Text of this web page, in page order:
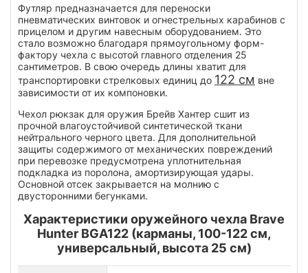
Футляр предназначается для переноски
пневматических винтовок и огнестрельных карабинов с
прицелом и другим навесным оборудованием. Это
стало возможно благодаря прямоугольному форм-
фактору чехла с высотой главного отделения 25
сантиметров. В свою очередь длины хватит для
транспортировки стрелковых единиц до 122 см вне
зависимости от их компоновки.
Чехол рюкзак для оружия Брейв Хантер сшит из
прочной влагоустойчивой синтетической ткани
нейтрального черного цвета. Для дополнительной
защиты содержимого от механических повреждений
при перевозке предусмотрена уплотнительная
подкладка из поролона, амортизирующая удары.
Основной отсек закрывается на молнию с
двусторонними бегунками.
Характеристики оружейного чехла Brave
Hunter BGA122 (карманы, 100-122 см,
универсальный, высота 25 см)